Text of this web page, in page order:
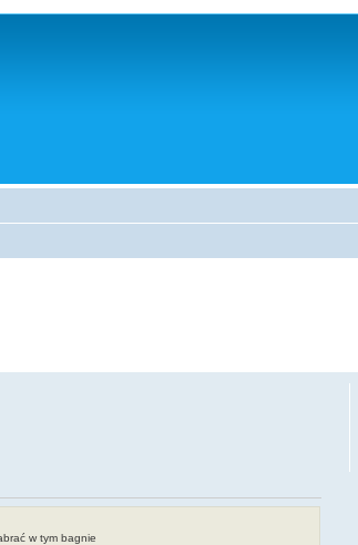
w tym bagnie